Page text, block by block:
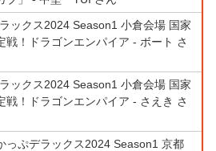
ックス2024 Season1 小倉会場 国家
戦！ドラゴンエンパイア - ボート さ
ックス2024 Season1 小倉会場 国家
戦！ドラゴンエンパイア - さえき さ
っぷデラックス2024 Season1 京都